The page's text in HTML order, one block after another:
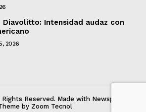
Diavolitto: Intensidad audaz con
2026
Reserved. Made with Newspaper
by Zoom Tecnol